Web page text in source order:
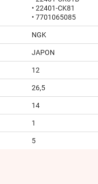
• 22401-CK81
• 7701065085
NGK
JAPON
12
26,5
14
1
5